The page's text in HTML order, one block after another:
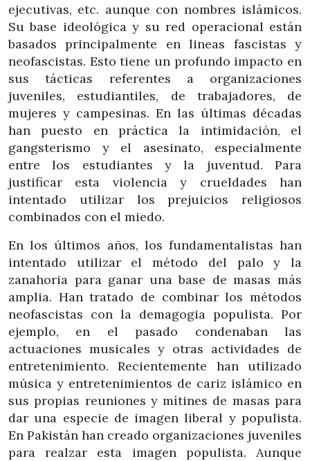
ejecutivas, etc. aunque con nombres islámicos.
Su base ideológica y su red operacional están
basados principalmente en lineas fascistas y
neofascistas. Esto tiene un profundo impacto en
sus tácticas referentes a organizaciones
juveniles, estudiantiles, de trabajadores, de
mujeres y campesinas. En las últimas décadas
han puesto en práctica la intimidación, el
gangsterismo y el asesinato, especialmente
entre los estudiantes y la juventud. Para
justificar esta violencia y crueldades han
intentado utilizar los prejuicios religiosos
combinados con el miedo.
En los últimos años, los fundamentalistas han
intentado utilizar el método del palo y la
zanahoria para ganar una base de masas más
amplia. Han tratado de combinar los métodos
neofascistas con la demagogia populista. Por
ejemplo, en el pasado condenaban las
actuaciones musicales y otras actividades de
entretenimiento. Recientemente han utilizado
música y entretenimientos de cariz islámico en
sus propias reuniones y mítines de masas para
dar una especie de imagen liberal y populista.
En Pakistán han creado organizaciones juveniles
para realzar esta imagen populista. Aunque